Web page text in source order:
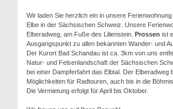
Wir laden Sie herzlich ein in unsere
Elbe in der Sächsischen Schweiz. Unsere
Elberadweg, am Fuße des Lilienstein. Prossen ist
Ausgangspunkt zu allen bekannten Wander- und
Der Kurort Bad Schandau ist ca. 3km von uns
Natur- und Felsenlandschaft der Sächsischen
bei einer Dampferfahrt das Elbtal. Der Elberadweg
Möglichkeiten für Radtouren, auch bis in die
Die Vermietung erfolgt für April bis Oktober.